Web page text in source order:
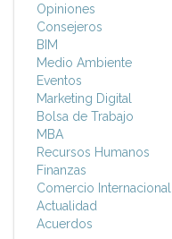
Opiniones
Consejeros
BIM
Medio Ambiente
Eventos
Marketing Digital
Bolsa de Trabajo
MBA
Recursos Humanos
Finanzas
Comercio Internacional
Actualidad
Acuerdos